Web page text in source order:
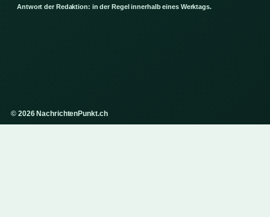
Antwort der Redaktion: in der Regel innerhalb eines Werktags.
© 2026 NachrichtenPunkt.ch